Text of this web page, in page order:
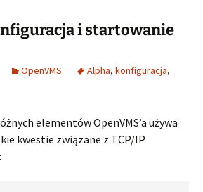
i startowanie
OpenVMS Alpha, konfiguracja,
elementów OpenVMS’a używa
kwestie związane z TCP/IP